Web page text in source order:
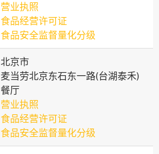
营业执照
食品经营许可证
食品安全监督量化分级
北京市
麦当劳北京东石东一路(台湖泰禾)
餐厅
营业执照
食品经营许可证
食品安全监督量化分级